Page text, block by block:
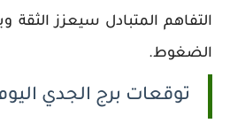
التفاهم المتبادل سيعزز الثقة
الضغوط.
توقعات برج الجدي